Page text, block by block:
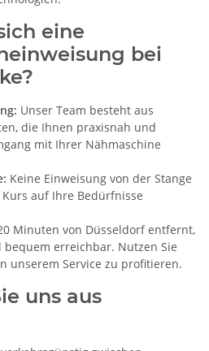
eine
bei
Unser Team besteht aus
die Ihnen praxisnah und
mit Ihrer Nähmaschine
Keine Einweisung von der Stange
auf Ihre Bedürfnisse
Minuten von Düsseldorf entfernt,
erreichbar. Nutzen Sie
unserem Service zu profitieren.
uns aus